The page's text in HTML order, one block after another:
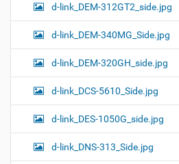
d-link_DEM-312GT2_side.jpg
d-link_DEM-340MG_Side.jpg
d-link_DEM-320GH_side.jpg
d-link_DCS-5610_Side.jpg
d-link_DES-1050G_side.jpg
d-link_DNS-313_Side.jpg